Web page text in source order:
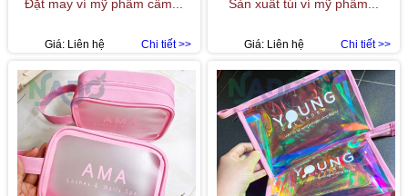
Đặt may ví mỹ phẩm cầm...
Chi tiết >>
Giá: Liên hệ
Sản xuất túi ví mỹ phẩm...
Chi tiết >>
Giá: Liên hệ